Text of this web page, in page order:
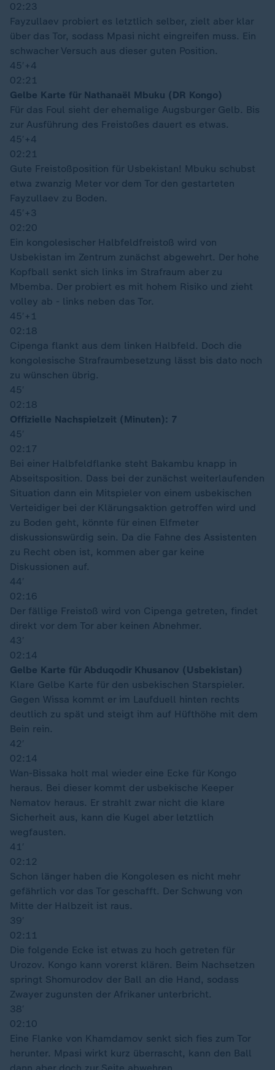
02:23
Fayzullaev probiert es letztlich selber, zielt aber klar
über das Tor, sodass Mpasi nicht eingreifen muss. Ein
schwacher Versuch aus dieser guten Position.
45′ +4
02:21
Gelbe Karte für Nathanaël Mbuku (DR Kongo)
Für das Foul sieht der ehemalige Augsburger Gelb. Bis
zur Ausführung des Freistoßes dauert es etwas.
45′ +4
02:21
Gute Freistoßposition für Usbekistan! Mbuku schubst
etwa zwanzig Meter vor dem Tor den gestarteten
Fayzullaev zu Boden.
45′ +3
02:20
Ein kongolesischer Halbfeldfreistoß wird von
Usbekistan im Zentrum zunächst abgewehrt. Der hohe
Kopfball senkt sich links im Strafraum aber zu
Mbemba. Der probiert es mit hohem Risiko und zieht
volley ab - links neben das Tor.
45′ +1
02:18
Cipenga flankt aus dem linken Halbfeld. Doch die
kongolesische Strafraumbesetzung lässt bis dato noch
zu wünschen übrig.
45′
02:18
Offizielle Nachspielzeit (Minuten): 7
45′
02:17
Bei einer Halbfeldflanke steht Bakambu knapp in
Abseitsposition. Dass bei der zunächst weiterlaufenden
Situation dann ein Mitspieler von einem usbekischen
Verteidiger bei der Klärungsaktion getroffen wird und
zu Boden geht, könnte für einen Elfmeter
diskussionswürdig sein. Da die Fahne des Assistenten
zu Recht oben ist, kommen aber gar keine
Diskussionen auf.
44′
02:16
Der fällige Freistoß wird von Cipenga getreten, findet
direkt vor dem Tor aber keinen Abnehmer.
43′
02:14
Gelbe Karte für Abduqodir Khusanov (Usbekistan)
Klare Gelbe Karte für den usbekischen Starspieler.
Gegen Wissa kommt er im Laufduell hinten rechts
deutlich zu spät und steigt ihm auf Hüfthöhe mit dem
Bein rein.
42′
02:14
Wan-Bissaka holt mal wieder eine Ecke für Kongo
heraus. Bei dieser kommt der usbekische Keeper
Nematov heraus. Er strahlt zwar nicht die klare
Sicherheit aus, kann die Kugel aber letztlich
wegfausten.
41′
02:12
Schon länger haben die Kongolesen es nicht mehr
gefährlich vor das Tor geschafft. Der Schwung von
Mitte der Halbzeit ist raus.
39′
02:11
Die folgende Ecke ist etwas zu hoch getreten für
Urozov. Kongo kann vorerst klären. Beim Nachsetzen
springt Shomurodov der Ball an die Hand, sodass
Zwayer zugunsten der Afrikaner unterbricht.
38′
02:10
Eine Flanke von Khamdamov senkt sich fies zum Tor
herunter. Mpasi wirkt kurz überrascht, kann den Ball